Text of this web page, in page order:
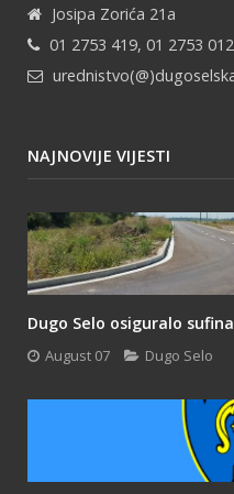
Josipa Zorića 21a
01 2753 419, 01 2753 012
NAJNOVIJE VIJESTI
Dugo Selo osiguralo
August 07 Dugo Selo